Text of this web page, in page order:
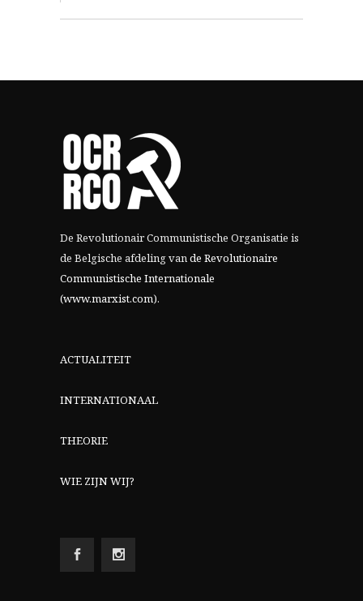
De Revolutionair Communistische Organisatie is
de Belgische afdeling vande Revolutionaire
Communistische Internationale
(www.marxist.com).
ACTUALITEIT
INTERNATIONAAL
THEORIE
WIE ZIJN WIJ?